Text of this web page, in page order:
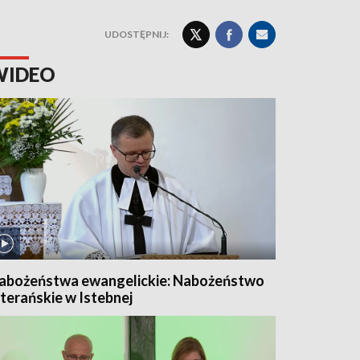
UDOSTĘPNIJ:
ewangelickie: Nabożeństwo
w Istebnej